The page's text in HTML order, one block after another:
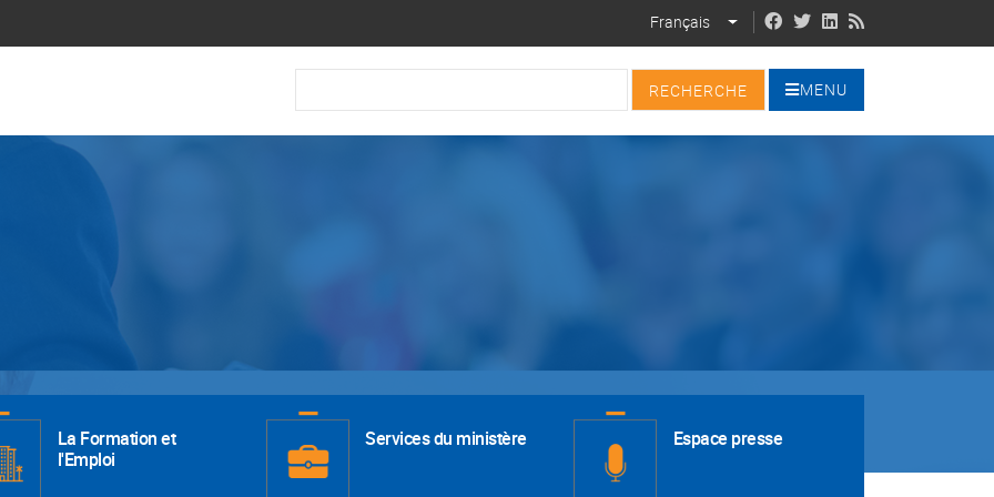
Français LIST ADDITIONAL ACTIONS
MENU
La Formation et
l'Emploi
Services du ministère Espace presse